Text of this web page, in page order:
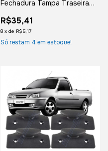
Fechadura Tampa Traseira
R$35,41
8 x de R$5,17
Só restam 4 em estoque!